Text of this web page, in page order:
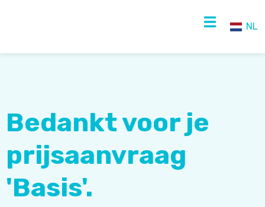
NL
Bedankt voor je
prijsaanvraag
'Basis'.